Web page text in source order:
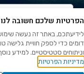
הפרטיות שלכם חשובה לנו
דומים כדי לספק חוויית גלישה
וניתוחים סטטיסטיים. למידע
מדיניות הפרטיות